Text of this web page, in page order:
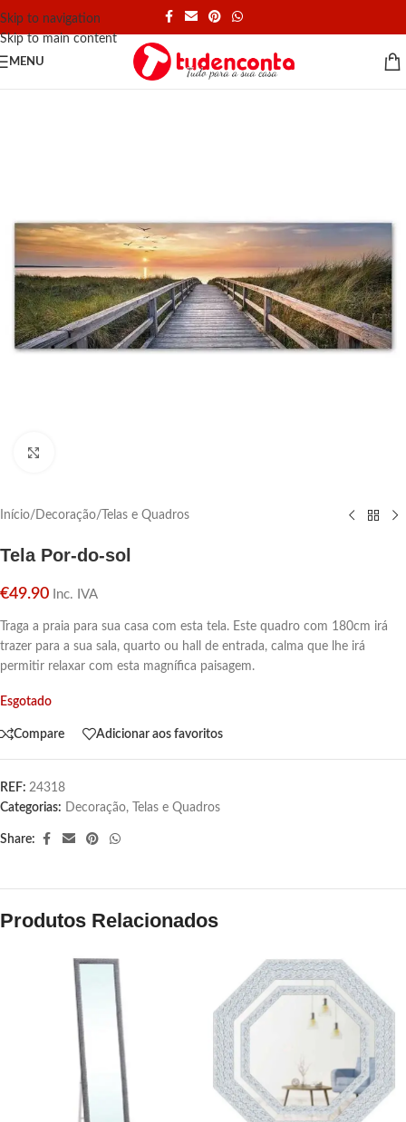
Skip to navigation
Skip to main content
MENU
Início/ Decoração/ Telas e Quadros
Tela Por-do-sol
€49.90 Inc. IVA
Traga a praia para sua casa com esta tela. Este quadro com 180cm irá
trazer para a sua sala, quarto ou hall de entrada, calma que lhe irá
permitir relaxar com esta magnífica paisagem.
Esgotado
Compare Adicionar aos favoritos
REF: 24318
Categorias: Decoração, Telas e Quadros
Share:
Produtos Relacionados